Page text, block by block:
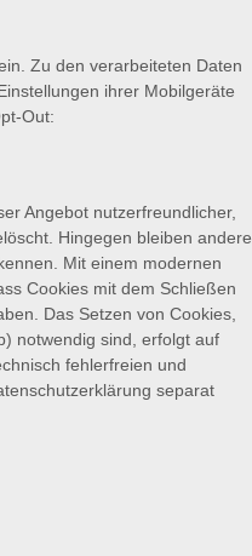
Zu den verarbeiteten Daten
ihrer Mobilgeräte
Out:
Angebot nutzerfreundlicher,
Hingegen bleiben andere
Mit einem modernen
Cookies mit dem Schließen
Das Setzen von Cookies,
notwendig sind, erfolgt auf
fehlerfreien und
separat